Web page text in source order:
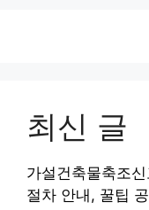
최신 글
가설건축물축조
절차 안내, 꿀팁